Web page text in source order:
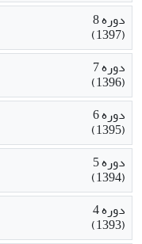
دوره 8
(1397)
دوره 7
(1396)
دوره 6
(1395)
دوره 5
(1394)
دوره 4
(1393)